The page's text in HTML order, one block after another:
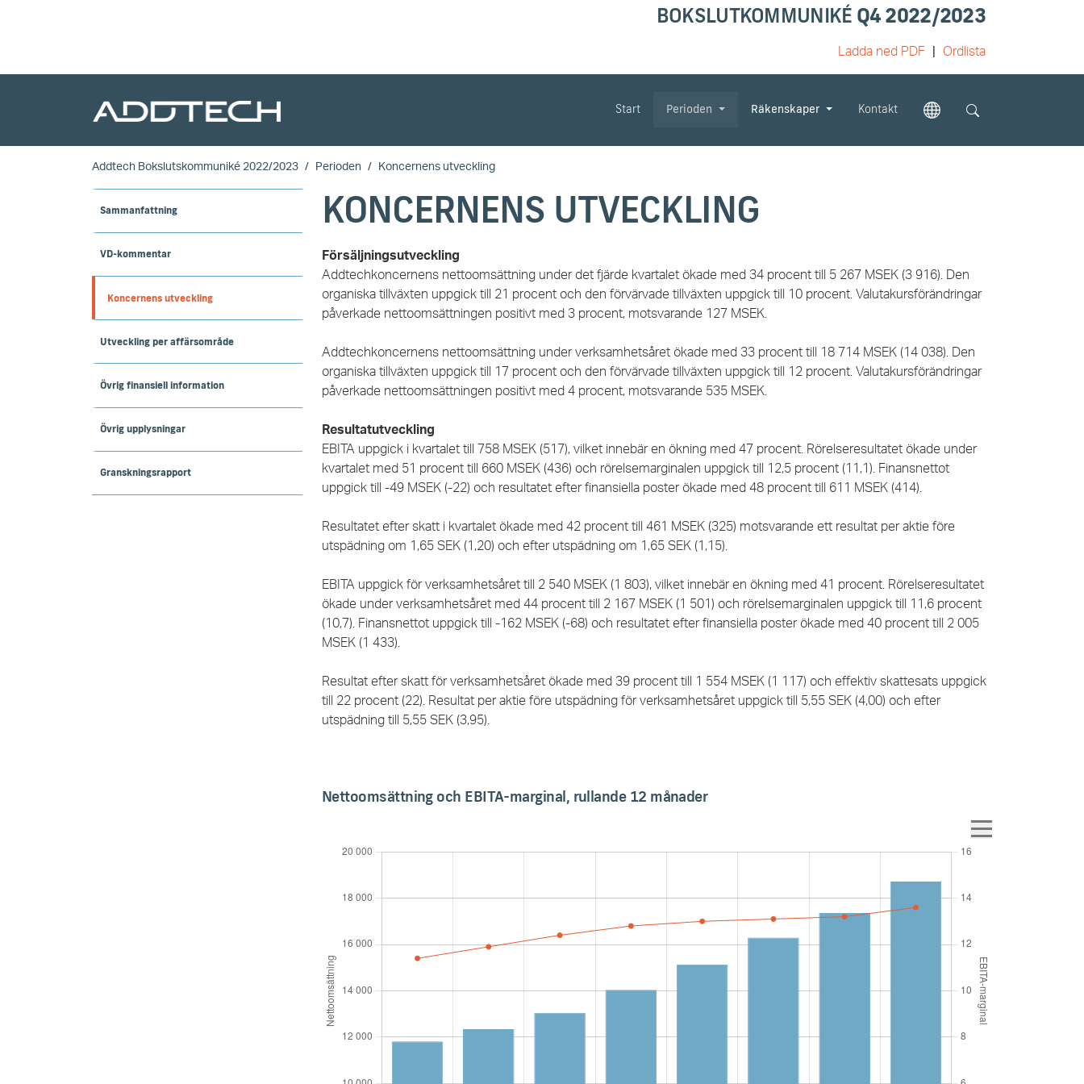
BOKSLUTKOMMUNIKÉ Q4 2022/2023
Ladda ned PDF Ordlista
Skip to main content Start Perioden Räkenskaper Kontakt
Addtech Bokslutskommuniké 2022/2023 Perioden Koncernens utveckling
Sammanfattning
VD-kommentar
Koncernens utveckling
Utveckling per affärsområde
Övrig finansiell information
Övrig upplysningar
Granskningsrapport
KONCERNENS UTVECKLING
Försäljningsutveckling
Addtechkoncernens nettoomsättning under det fjärde kvartalet ökade med 34 procent till 5 267 MSEK (3 916).
Den
organiska tillväxten uppgick till 21 procent och den förvärvade tillväxten uppgick till 10 procent. Valutakursförändringar
påverkade nettoomsättningen positivt med 3 procent, motsvarande 127 MSEK.
Addtechkoncernens nettoomsättning under verksamhetsåret ökade med 33 procent till 18 714 MSEK (14 038).
Den
organiska tillväxten uppgick till 17 procent och den förvärvade tillväxten uppgick till 12 procent. Valutakursförändringar
påverkade nettoomsättningen positivt med 4 procent, motsvarande 535 MSEK.
Resultatutveckling
EBITA uppgick i kvartalet till 758 MSEK (517), vilket innebär en ökning med 47 procent. Rörelseresultatet ökade under
kvartalet med 51 procent till 660 MSEK (436) och rörelsemarginalen uppgick till 12,5 procent (11,1). Finansnettot
uppgick till -49 MSEK (-22) och resultatet efter finansiella poster ökade med 48 procent till 611 MSEK (414).
Resultatet efter skatt i kvartalet ökade med 42 procent till 461 MSEK (325) motsvarande ett resultat per aktie före
utspädning om 1,65 SEK (1,20) och efter utspädning om 1,65 SEK (1,15).
EBITA uppgick för verksamhetsåret till 2 540 MSEK (1 803), vilket innebär en ökning med 41 procent. Rörelseresultatet
ökade under verksamhetsåret med 44 procent till 2 167 MSEK (1 501) och rörelsemarginalen uppgick till 11,6 procent
(10,7). Finansnettot uppgick till -162 MSEK (-68) och resultatet efter finansiella poster ökade med 40 procent till 2 005
MSEK (1 433).
Resultat efter skatt för verksamhetsåret ökade med 39 procent till 1 554 MSEK (1 117) och effektiv skattesats uppgick
till 22 procent (22).
Resultat per aktie före utspädning för verksamhetsåret uppgick till 5,55 SEK (4,00) och efter
utspädning till 5,55 SEK (3,95).
Nettoomsättning och EBITA-marginal, rullande 12 månader